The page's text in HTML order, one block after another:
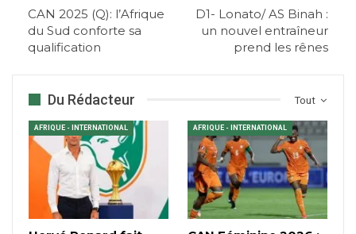
CAN 2025 (Q): l’Afrique
du Sud conforte sa
qualification
D1- Lonato/ AS Binah :
un nouvel entraîneur
prend les rênes
Tout
Du Rédacteur
AFRIQUE - INTERNATIONAL AFRIQUE - INTERNATIONAL